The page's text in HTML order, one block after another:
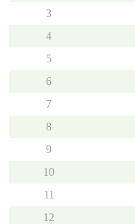
3
4
5
6
7
8
9
10
11
12